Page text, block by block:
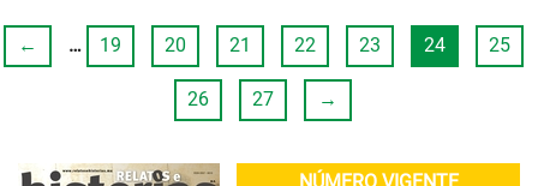
← … 19 20 21 22 23 24 25
26 27 →